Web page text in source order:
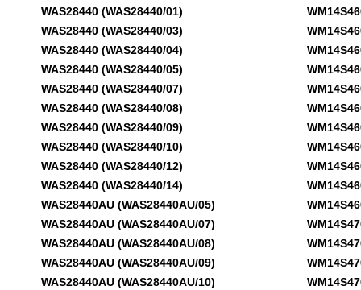
WAS28440 (WAS28440/01)
WAS28440 (WAS28440/03)
WAS28440 (WAS28440/04)
WAS28440 (WAS28440/05)
WAS28440 (WAS28440/07)
WAS28440 (WAS28440/08)
WAS28440 (WAS28440/09)
WAS28440 (WAS28440/10)
WAS28440 (WAS28440/12)
WAS28440 (WAS28440/14)
WAS28440AU (WAS28440AU/05)
WAS28440AU (WAS28440AU/07)
WAS28440AU (WAS28440AU/08)
WAS28440AU (WAS28440AU/09)
WAS28440AU (WAS28440AU/10)